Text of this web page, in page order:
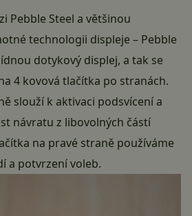
Pebble Steel a většinou
technologii displeje – Pebble
dotykový displej, a tak se
4 kovová tlačítka po stranách.
slouží k aktivaci podsvícení a
návratu z libovolných částí
na pravé straně používáme
a potvrzení voleb.